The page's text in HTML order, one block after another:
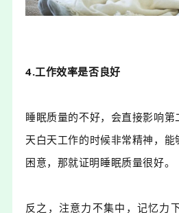
4.工作效率是否良好
睡眠质量的不好，会直接影响第
天白天工作的时候非常精神，
困意，那就证明睡眠质量很好。
反之，注意力不集中，记忆力